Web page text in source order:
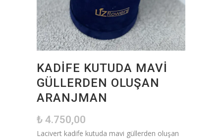
KADIFE KUTUDA MAVI
GÜLLERDEN OLUŞAN
ARANJMAN
₺ 4.750,00
Lacivert kadife kutuda mavi güllerden oluşan